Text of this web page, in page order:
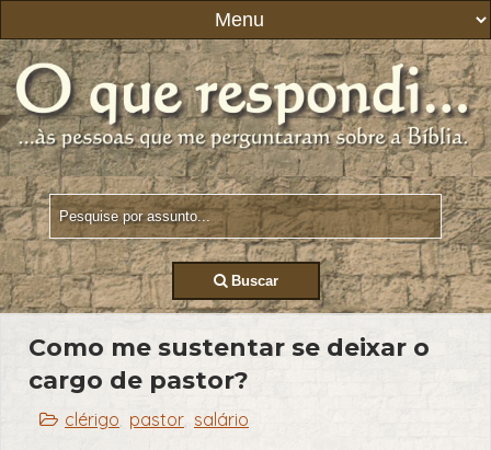
Buscar
Como me sustentar se deixar o
cargo de pastor?
clérigo, pastor, salário